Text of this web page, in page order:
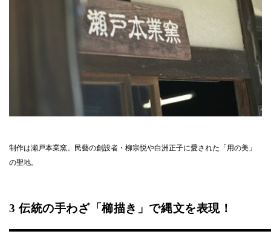
制作は瀬戸本業窯。民藝の創設者・柳宗悦や白洲正子に愛された「用の美」
の聖地。
3 伝統の手わざ「櫛描き」で縄文を表現！